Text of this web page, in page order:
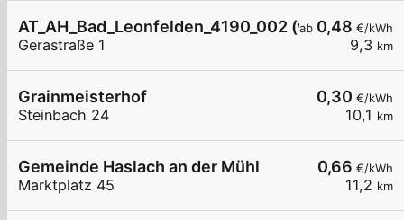
ab 0,48 €/kWh
9,3 km
AT_AH_Bad_Leonfelden_4190_002 (wird
Gerastraße 1
0,30 €/kWh
10,1 km
Grainmeisterhof
Steinbach 24
0,66 €/kWh
11,2 km
Gemeinde Haslach an der Mühl
Marktplatz 45